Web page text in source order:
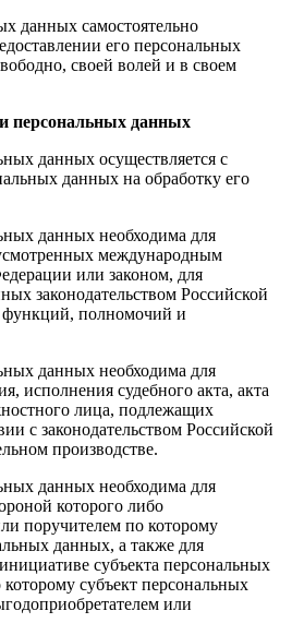
данных самостоятельно
его персональных
своей волей и в своем
персональных данных
данных осуществляется с
данных на обработку его
данных необходима для
международным
или законом, для
законодательством Российской
функций, полномочий и
данных необходима для
исполнения судебного акта, акта
лица, подлежащих
с законодательством Российской
производстве.
данных необходима для
которого либо
поручителем по которому
данных, а также для
субъекта персональных
субъект персональных
или